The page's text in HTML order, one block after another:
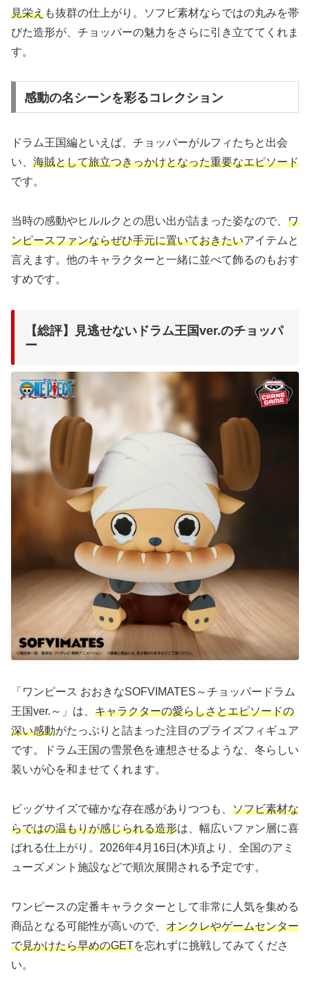
見栄えも抜群の仕上がり。ソフビ素材ならではの丸みを帯
びた造形が、チョッパーの魅力をさらに引き立ててくれま
す。
感動の名シーンを彩るコレクション
ドラム王国編といえば、チョッパーがルフィたちと出会
い、 海賊として旅立つきっかけとなった重要なエピソード
です。
当時の感動やヒルルクとの思い出が詰まった姿なので、 ワ
ンピースファンならぜひ手元に置いておきたいアイテムと
言えます。他のキャラクターと一緒に並べて飾るのもおす
すめです。
【総評】見逃せないドラム王国ver.のチョッパ
ー
「ワンピース おおきなSOFVIMATES～チョッパードラム
王国ver.～」は、 キャラクターの愛らしさとエピソードの
深い感動がたっぷりと詰まった注目のプライズフィギュア
です。ドラム王国の雪景色を連想させるような、冬らしい
装いが心を和ませてくれます。
ビッグサイズで確かな存在感がありつつも、 ソフビ素材な
らではの温もりが感じられる造形は、幅広いファン層に喜
ばれる仕上がり。2026年4月16日(木)頃より、全国のアミ
ューズメント施設などで順次展開される予定です。
ワンピースの定番キャラクターとして非常に人気を集める
商品となる可能性が高いので、 オンクレやゲームセンター
で見かけたら早めのGETを忘れずに挑戦してみてくださ
い。